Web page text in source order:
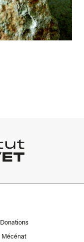
Donations
Mécénat